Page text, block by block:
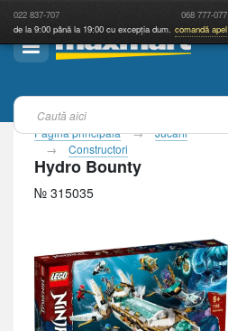
022 837-707 068 777-077
de la 9:00 până la 19:00 cu excepția dum. comandă apel
Pagina principală
Jucării
Constructori
Hydro Bounty
№ 315035